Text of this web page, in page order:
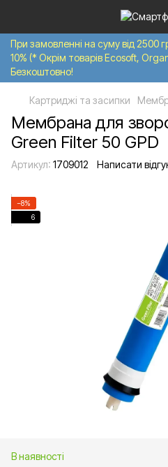
При замовленні на суму від 2500
10% (* Окрім товарів Ecosoft,
Безкоштовно!
Картриджі та засипки
Мембрана для
Green Filter 50 GPD
Артикул: 1709012 Написати
−8%
6
В наявності